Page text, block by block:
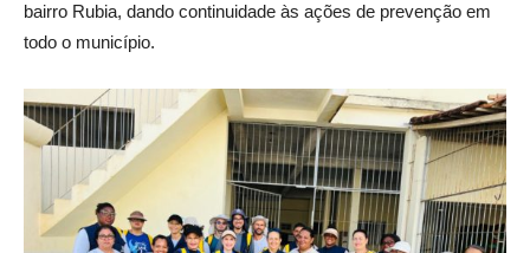
bairro Rubia, dando continuidade às ações de prevenção em
todo o município.